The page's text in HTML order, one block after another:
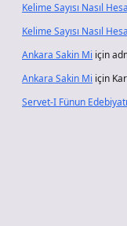
Kelime Sayısı Nasıl
Kelime Sayısı Nasıl
Ankara Sakin Mi için
Ankara Sakin Mi için
Servet-I Fünun